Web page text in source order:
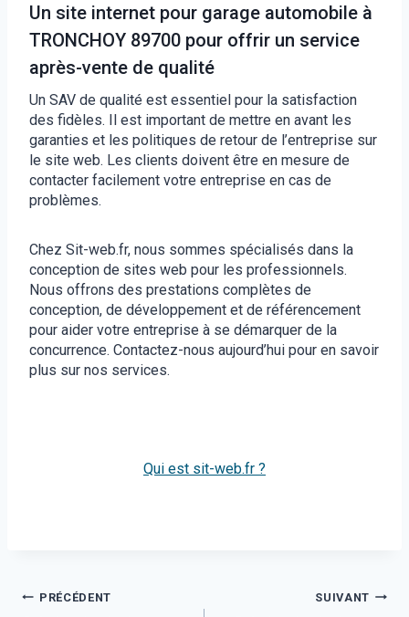
Un site internet pour garage automobile à
TRONCHOY 89700 pour offrir un service
après-vente de qualité
Un SAV de qualité est essentiel pour la satisfaction
des fidèles. Il est important de mettre en avant les
garanties et les politiques de retour de l’entreprise sur
le site web. Les clients doivent être en mesure de
contacter facilement votre entreprise en cas de
problèmes.
Chez Sit-web.fr, nous sommes spécialisés dans la
conception de sites web pour les professionnels.
Nous offrons des prestations complètes de
conception, de développement et de référencement
pour aider votre entreprise à se démarquer de la
concurrence. Contactez-nous aujourd’hui pour en savoir
plus sur nos services.
Qui est sit-web.fr ?
Navigation
PRÉCÉDENT SUIVANT